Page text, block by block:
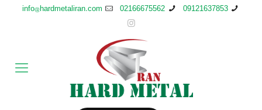
09121637853
02166675562
info@hardmetaliran.com